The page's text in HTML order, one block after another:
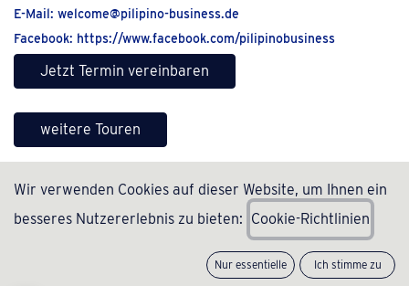
E-Mail: welcome@pilipino-business.de
Facebook: https://www.facebook.com/pilipinobusiness
Jetzt Termin vereinbaren
weitere Touren
Wir verwenden Cookies auf dieser Website, um Ihnen ein
besseres Nutzererlebnis zu bieten: Cookie-Richtlinien
Nur essentielle Ich stimme zu